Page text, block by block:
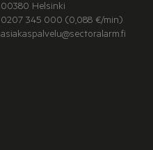
00380 Helsinki
0207 345 000 (0,088 €/min)
asiakaspalvelu@sectoralarm.fi